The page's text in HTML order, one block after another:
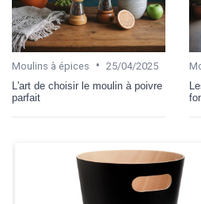
Moulins à épices • 25/04/2025
L'art de choisir le moulin à poivre
parfait